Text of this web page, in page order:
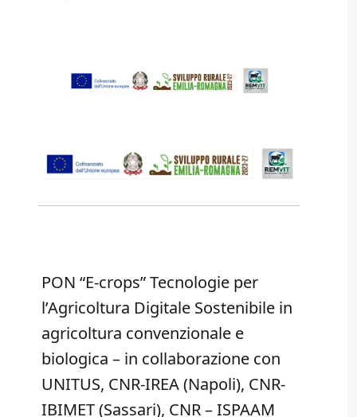
PON “E-crops” Tecnologie per
l’Agricoltura Digitale Sostenibile in
agricoltura convenzionale e
biologica – in collaborazione con
UNITUS, CNR-IREA (Napoli), CNR-
IBIMET (Sassari), CNR – ISPAAM